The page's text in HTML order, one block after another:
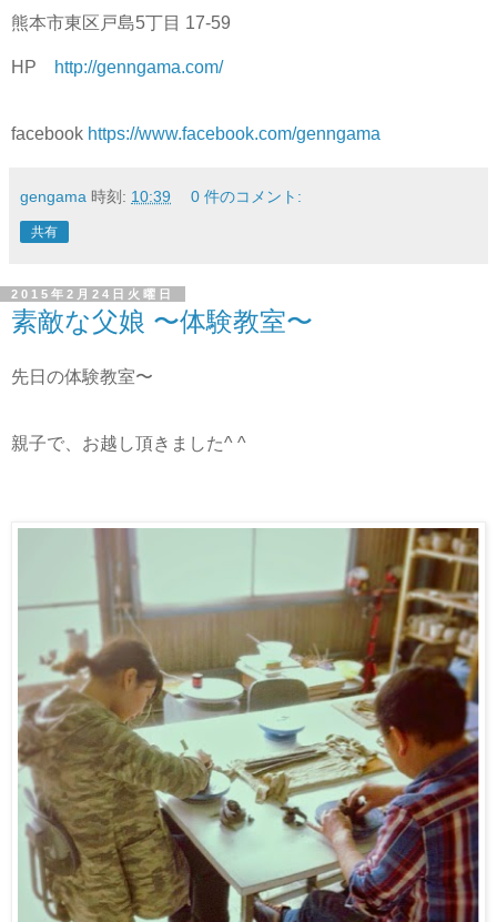
熊本市東区戸島5丁目 17-59
HP http://genngama.com/
facebook https://www.facebook.com/genngama
gengama 時刻: 10:39 0 件のコメント:
共有
2015年2月24日火曜日
素敵な父娘 〜体験教室〜
先日の体験教室〜
親子で、お越し頂きました^ ^